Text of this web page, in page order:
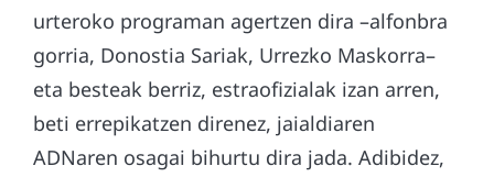
urteroko programan agertzen dira –alfonbra
gorria, Donostia Sariak, Urrezko Maskorra–
eta besteak berriz, estraofizialak izan arren,
beti errepikatzen direnez, jaialdiaren
ADNaren osagai bihurtu dira jada. Adibidez,